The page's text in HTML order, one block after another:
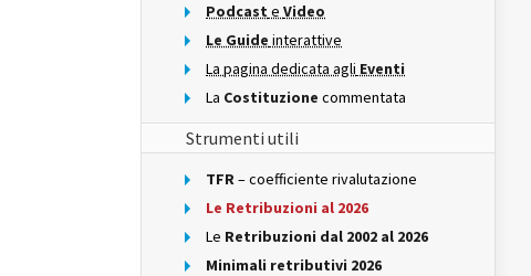
Podcast e Video
Le Guide interattive
La pagina dedicata agli Eventi
La Costituzione commentata
Strumenti utili
TFR– coefficiente rivalutazione
Le Retribuzioni al 2026
Le Retribuzioni dal 2002 al 2026
Minimali retributivi 2026